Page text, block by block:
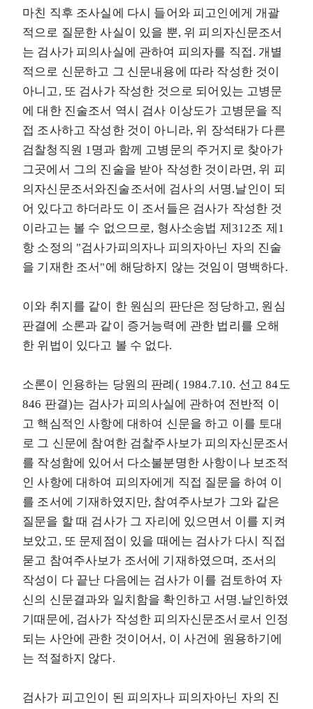
마친 직후 조사실에 다시 들어와 피고인에게 개괄
적으로 질문한 사실이 있을 뿐, 위 피의자신문조서
는 검사가 피의사실에 관하여 피의자를 직접. 개별
적으로 신문하고 그 신문내용에 따라 작성한 것이
아니고, 또 검사가 작성한 것으로 되어있는 고병문
에 대한 진술조서 역시 검사 이상도가 고병문을 직
접 조사하고 작성한 것이 아니라, 위 장석태가 다른
검찰청직원 1명과 함께 고병문의 주거지로 찾아가
그곳에서 그의 진술을 받아 작성한 것이라면, 위 피
의자신문조서와진술조서에 검사의 서명.날인이 되
어 있다고 하더라도 이 조서들은 검사가 작성한 것
이라고는 볼 수 없으므로, 형사소송법 제312조 제1
항 소정의 "검사가피의자나 피의자아닌 자의 진술
을 기재한 조서"에 해당하지 않는 것임이 명백하다.
이와 취지를 같이 한 원심의 판단은 정당하고, 원심
판결에 소론과 같이 증거능력에 관한 법리를 오해
한 위법이 있다고 볼 수 없다.
소론이 인용하는 당원의 판례( 1984.7.10. 선고 84도
846 판결)는 검사가 피의사실에 관하여 전반적 이
고 핵심적인 사항에 대하여 신문을 하고 이를 토대
로 그 신문에 참여한 검찰주사보가 피의자신문조서
를 작성함에 있어서 다소불분명한 사항이나 보조적
인 사항에 대하여 피의자에게 직접 질문을 하여 이
를 조서에 기재하였지만, 참여주사보가 그와 같은
질문을 할 때 검사가 그 자리에 있으면서 이를 지켜
보았고, 또 문제점이 있을 때에는 검사가 다시 직접
묻고 참여주사보가 조서에 기재하였으며, 조서의
작성이 다 끝난 다음에는 검사가 이를 검토하여 자
신의 신문결과와 일치함을 확인하고 서명.날인하였
기때문에, 검사가 작성한 피의자신문조서로서 인정
되는 사안에 관한 것이어서, 이 사건에 원용하기에
는 적절하지 않다.
검사가 피고인이 된 피의자나 피의자아닌 자의 진